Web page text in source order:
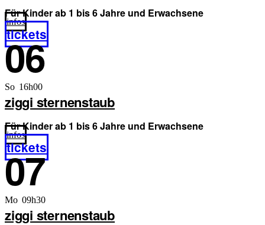
Für Kinder ab 1 bis 6 Jahre und Erwachsene
infos
tickets
06
So 16h00
ziggi sternenstaub
Für Kinder ab 1 bis 6 Jahre und Erwachsene
infos
tickets
07
Mo 09h30
ziggi sternenstaub